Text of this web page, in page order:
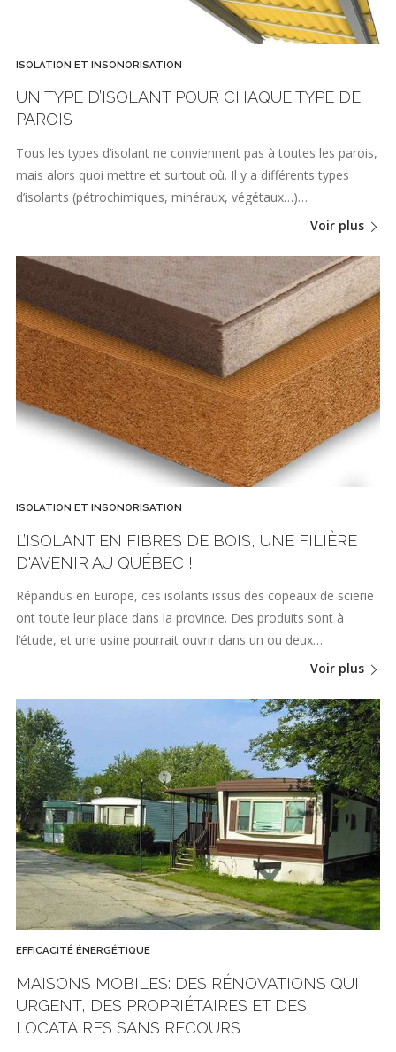
ISOLATION ET INSONORISATION
UN TYPE D’ISOLANT POUR CHAQUE TYPE DE
PAROIS
Tous les types d’isolant ne conviennent pas à toutes les parois,
mais alors quoi mettre et surtout où. Il y a différents types
d’isolants (pétrochimiques, minéraux, végétaux…)…
Voir plus
ISOLATION ET INSONORISATION
L’ISOLANT EN FIBRES DE BOIS, UNE FILIÈRE
D'AVENIR AU QUÉBEC !
Répandus en Europe, ces isolants issus des copeaux de scierie
ont toute leur place dans la province. Des produits sont à
l’étude, et une usine pourrait ouvrir dans un ou deux…
Voir plus
EFFICACITÉ ÉNERGÉTIQUE
MAISONS MOBILES: DES RÉNOVATIONS QUI
URGENT, DES PROPRIÉTAIRES ET DES
LOCATAIRES SANS RECOURS